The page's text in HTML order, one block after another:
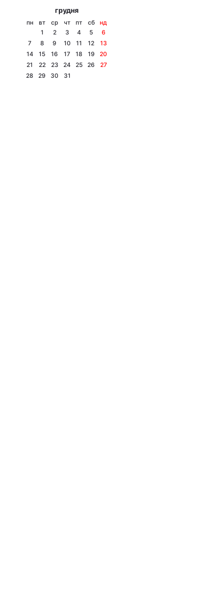
грудня
пн вт ср чт пт сб
нд
1
2 3 4 5
6
7
8 9 10 11 12
13
14
15 16 17 18 19
20
21
22 23 24 25 26
27
28
29 30 31